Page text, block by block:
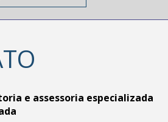
e assessoria especializada